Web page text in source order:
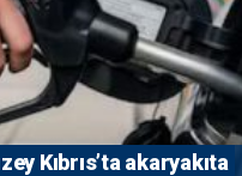
Kıbrıs’ta akaryakıta